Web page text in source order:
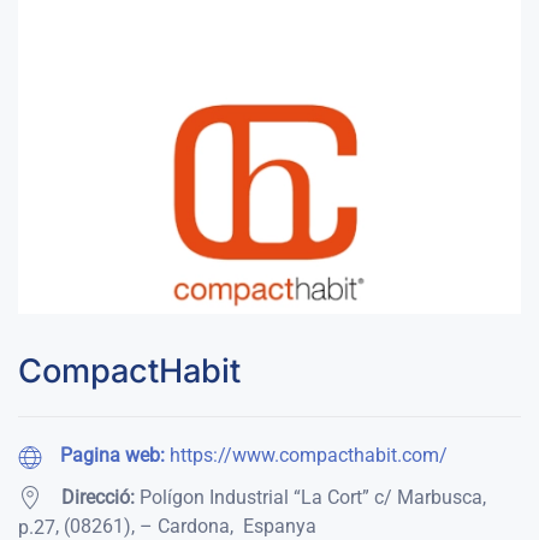
CompactHabit
Pagina web: https://www.compacthabit.com/
Direcció: Polígon Industrial “La Cort” c/ Marbusca,
p.27, (08261), – Cardona, Espanya